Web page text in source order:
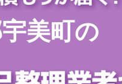
美町の